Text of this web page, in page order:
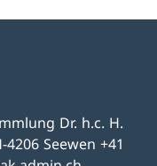
Dr. h.c. H.
Seewen +41